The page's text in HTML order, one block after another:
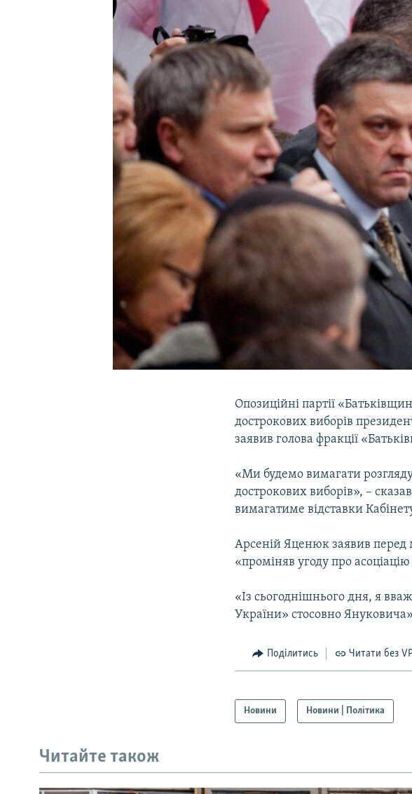
Опозиційні партії
дострокових виборів
заявив голова фракції
«Ми будемо вимагати
дострокових виборів», –
вимагатиме відставки
Арсеній Яценюк заявив
«проміняв угоду про
«Із сьогоднішнього дня, я
України» стосовно
Поділитись Читати без
Новини Новини | Політика
Читайте також